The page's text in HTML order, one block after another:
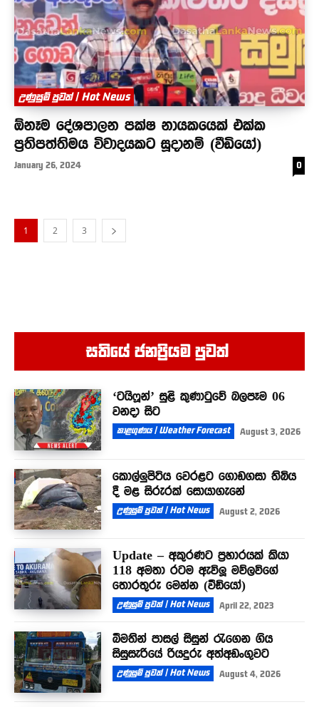
උණුසුම් පුවත් | Hot News
ඕනෑම දේශපාලන පක්ෂ නායකයෙක් එක්ක
ප්‍රතිපත්තිමය විවාදයකට සූදානම් (වීඩියෝ)
January 26, 2024 0
1 2 3
සතියේ ජනප්‍රියම පුවත් ‍
‘ටයිෆූන්’ සුළි කුණාටුවේ බලපෑම 06
වනදා සිට
කාළගුණය | Weather Forecast August 3, 2026
කොල්ලුපිටිය වෙරළට ගොඩගසා තිබිය
දී මළ සිරුරක් සොයාගැනේ
උණුසුම් පුවත් | Hot News August 2, 2026
Update – අකුරණට ප්‍රහාරයක් කියා
118 අමතා රටම ඇවිලූ මව්ලවිගේ
තොරතුරු මෙන්න (වීඩියෝ)
උණුසුම් පුවත් | Hot News April 22, 2023
බීමතින් පාසල් සිසුන් රැගෙන ගිය
සිසුසැරියේ රියදුරු අත්අඩංගුවට
උණුසුම් පුවත් | Hot News August 4, 2026